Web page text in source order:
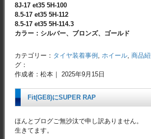
8J-17 et35 5H-100
8.5-17 et35 5H-112
8.5-17 et35 5H-114.3
カラー：シルバー、ブロンズ、ゴールド
カテゴリー： タイヤ装着事例 ホイール 商品
グ：
作成者：松本｜ 2025年9月15日
Fit(GE8)にSUPER RAP
ほんとブログご無沙汰で申し訳ありません。
生きてます。